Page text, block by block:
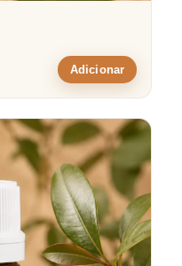
Adicionar